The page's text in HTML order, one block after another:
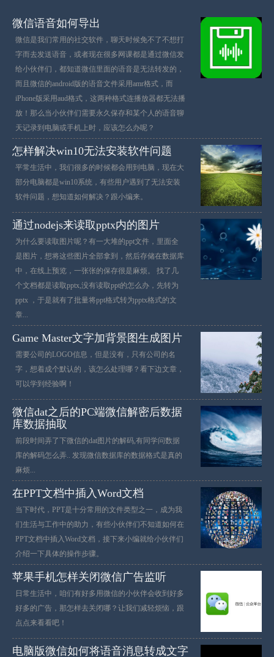
微信语音如何导出
微信是我们常用的社交软件，聊天时候免不了不想打
字而去发送语音，或者现在很多网课都是通过微信发
给小伙伴们，都知道微信里面的语音是无法转发的，
而且微信的android版的语音文件采用amr格式，而
iPhone版采用aud格式，这两种格式连播放器都无法播
放！那么当小伙伴们需要永久保存和某个人的语音聊
天记录到电脑或手机上时，应该怎么办呢？
怎样解决win10无法安装软件问题
平常生活中，我们很多的时候都会用到电脑，现在大
部分电脑都是win10系统，有些用户遇到了无法安装
软件问题，想知道如何解决？跟小编来。
通过nodejs来读取pptx内的图片
为什么要读取图片呢？有一大堆的ppt文件，里面全
是图片，想将这些图片全部拿到，然后存储在数据库
中，在线上预览，一张张的保存很是麻烦。 找了几
个文档都是读取pptx,没有读取ppt的怎么办，先转为
pptx ，于是就有了批量将ppt格式转为pptx格式的文
章...
Game Master文字加背景图生成图片
需要公司的LOGO信息，但是没有，只有公司的名
字，想着成个默认的，该怎么处理哪？看下边文章，
可以学到经验啊！
微信dat之后的PC端微信解密后数据
库数据抽取
前段时间弄了下微信的dat图片的解码,有同学问数据
库的解码怎么弄.. 发现微信数据库的数据格式是真的
麻烦...
在PPT文档中插入Word文档
当下时代，PPT是十分常用的文件类型之一，成为我
们生活与工作中的助力，有些小伙伴们不知道如何在
PPT文档中插入Word文档，接下来小编就给小伙伴们
介绍一下具体的操作步骤。
苹果手机怎样关闭微信广告监听
日常生活中，咱们有好多用微信的小伙伴会收到好多
好多的广告，那怎样去关闭哪？让我们减轻烦恼，跟
点点来看看吧！
电脑版微信如何将语音消息转成文字